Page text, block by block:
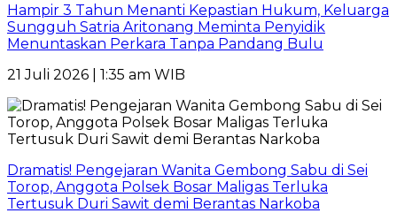
Hampir 3 Tahun Menanti Kepastian Hukum, Keluarga
Sungguh Satria Aritonang Meminta Penyidik
Menuntaskan Perkara Tanpa Pandang Bulu
21 Juli 2026 | 1:35 am WIB
Dramatis! Pengejaran Wanita Gembong Sabu di Sei
Torop, Anggota Polsek Bosar Maligas Terluka
Tertusuk Duri Sawit demi Berantas Narkoba